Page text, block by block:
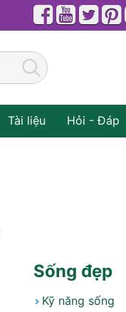
Tài liệu Hỏi - Đáp
Sống đẹp
Kỹ năng sống